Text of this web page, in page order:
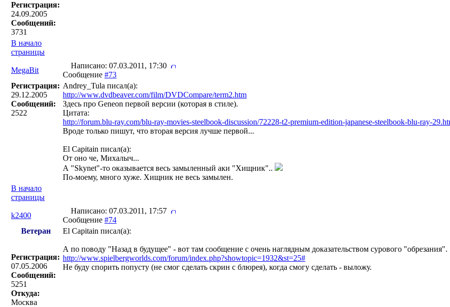
Регистрация:
24.09.2005
Сообщений:
3731
В начало
страницы
MegaBit
Написано: 07.03.2011, 17:30
Сообщение #73
Регистрация:
29.12.2005
Сообщений:
2522
Andrey_Tula писал(a):
http://www.dvdbeaver.com/film/DVDCompare/term2.htm
Здесь про Geneon первой версии (которая в стиле).
Цитата:
http://forum.blu-ray.com/blu-ray-movies-steelbook-discussion/72228-t2-premium-edition-japanese-steelbook-blu-ray-
Вроде только пишут, что вторая версия лучше первой...
El Capitain писал(a):
От оно че, Михалыч...
А "Skynet"-то оказывается весь замыленный аки "Хищник"..
По-моему, много хуже. Хищник не весь замылен.
В начало
страницы
k2400
Написано: 07.03.2011, 17:57
Сообщение #74
Ветеран
Регистрация:
07.05.2006
Сообщений:
5251
Откуда:
Москва
El Capitain писал(a):
А по поводу "Назад в будущее" - вот там сообщение с очень наглядным доказательством сурового "обрезания".
http://www.spielbergworlds.com/forum/index.php?showtopic=1932&st=25#
Не буду спорить попусту (не смог сделать скрин с блюрея), когда смогу сделать - выложу.